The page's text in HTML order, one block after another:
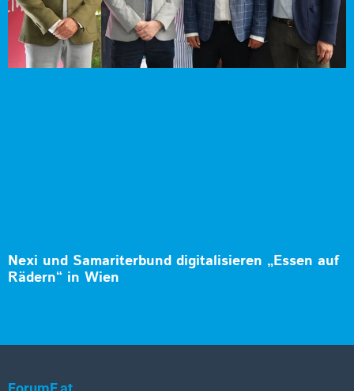
Nexi und Samariterbund digitalisieren „Essen auf
Rädern“ in Wien